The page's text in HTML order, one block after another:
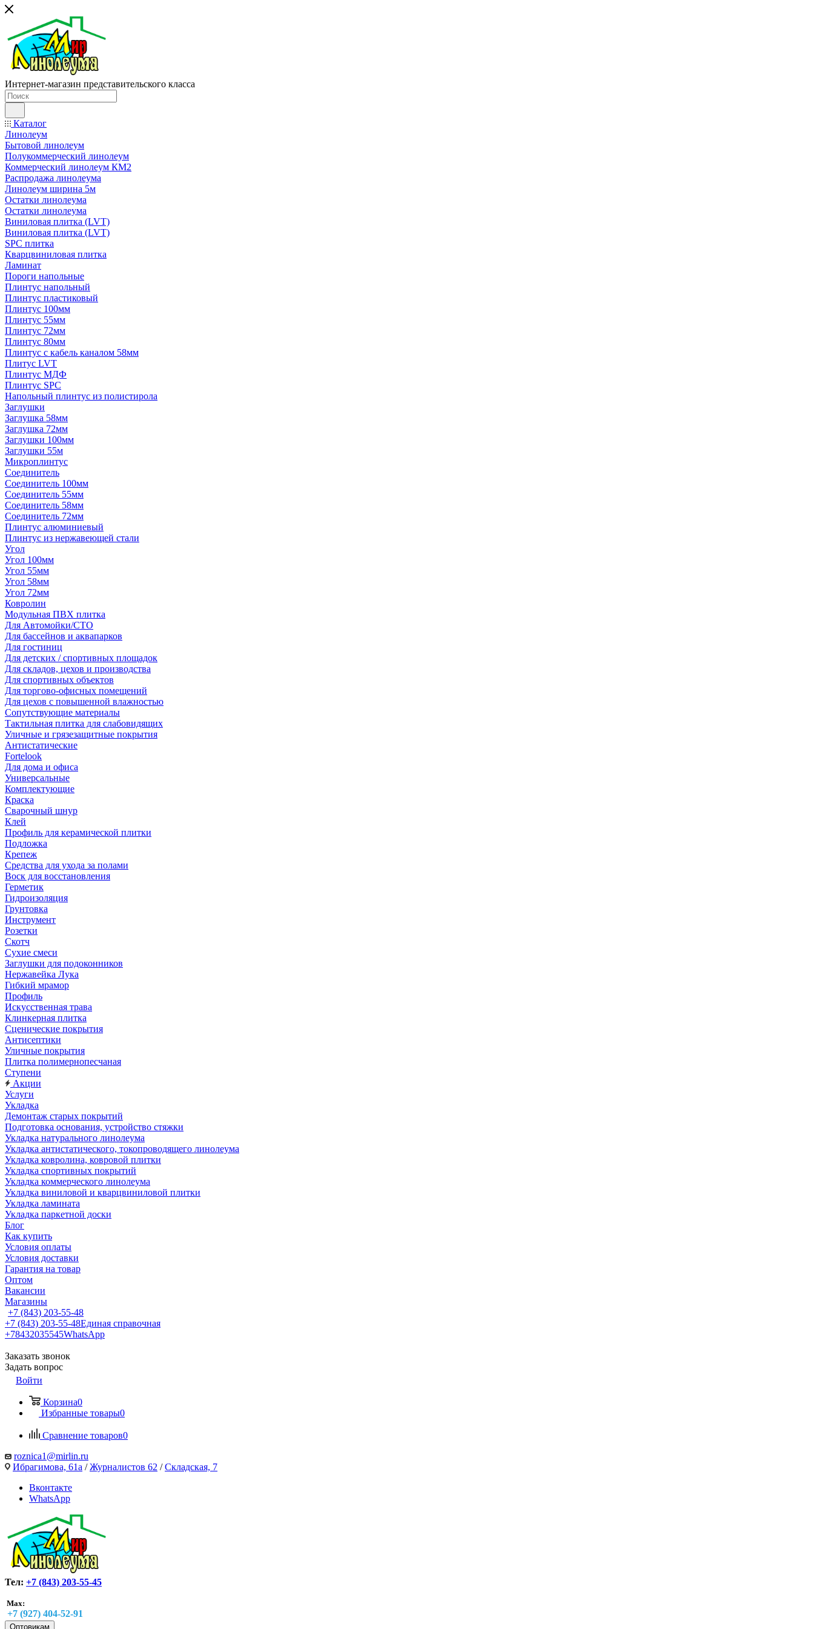
Интернет-магазин представительского класса
Каталог
Линолеум
Бытовой линолеум
Полукоммерческий линолеум
Коммерческий линолеум КМ2
Распродажа линолеума
Линолеум ширина 5м
Остатки линолеума
Остатки линолеума
Виниловая плитка (LVT)
Виниловая плитка (LVT)
SPC плитка
Кварцвиниловая плитка
Ламинат
Пороги напольные
Плинтус напольный
Плинтус пластиковый
Плинтус 100мм
Плинтус 55мм
Плинтус 72мм
Плинтус 80мм
Плинтус с кабель каналом 58мм
Плитус LVT
Плинтус МДФ
Плинтус SPC
Напольный плинтус из полистирола
Заглушки
Заглушка 58мм
Заглушка 72мм
Заглушки 100мм
Заглушки 55м
Микроплинтус
Соединитель
Соединитель 100мм
Соединитель 55мм
Соединитель 58мм
Соединитель 72мм
Плинтус алюминиевый
Плинтус из нержавеющей стали
Угол
Угол 100мм
Угол 55мм
Угол 58мм
Угол 72мм
Ковролин
Модульная ПВХ плитка
Для Автомойки/СТО
Для бассейнов и аквапарков
Для гостиниц
Для детских / спортивных площадок
Для складов, цехов и производства
Для спортивных объектов
Для торгово-офисных помещений
Для цехов с повышенной влажностью
Сопутствующие материалы
Тактильная плитка для слабовидящих
Уличные и грязезащитные покрытия
Антистатические
Fortelook
Для дома и офиса
Универсальные
Комплектующие
Краска
Сварочный шнур
Клей
Профиль для керамической плитки
Подложка
Крепеж
Средства для ухода за полами
Воск для восстановления
Герметик
Гидроизоляция
Грунтовка
Инструмент
Розетки
Скотч
Сухие смеси
Заглушки для подоконников
Нержавейка Лука
Гибкий мрамор
Профиль
Искусственная трава
Клинкерная плитка
Сценические покрытия
Антисептики
Уличные покрытия
Плитка полимернопесчаная
Ступени
Акции
Услуги
Укладка
Демонтаж старых покрытий
Подготовка основания, устройство стяжки
Укладка натурального линолеума
Укладка антистатического, токопроводящего линолеума
Укладка ковролина, ковровой плитки
Укладка спортивных покрытий
Укладка коммерческого линолеума
Укладка виниловой и кварцвиниловой плитки
Укладка ламината
Укладка паркетной доски
Блог
Как купить
Условия оплаты
Условия доставки
Гарантия на товар
Оптом
Вакансии
Магазины
+7 (843) 203-55-48
+7 (843) 203-55-48Единая справочная
+78432035545WhatsApp
Заказать звонок
Задать вопрос
Войти
Корзина0
Избранные товары0
Сравнение товаров0
roznica1@mirlin.ru
Ибрагимова, 61а /Журналистов 62 /Складская, 7
Вконтакте
WhatsApp
Тел: +7 (843) 203-55-45
Max:
+7 (927) 404-52-91
Оптовикам